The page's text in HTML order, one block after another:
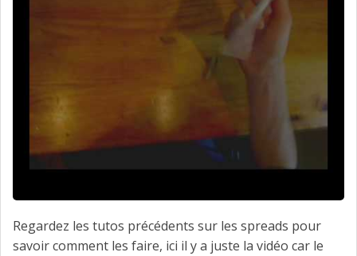
Regardez les tutos précédents sur les spreads pour
savoir comment les faire, ici il y a juste la vidéo car le